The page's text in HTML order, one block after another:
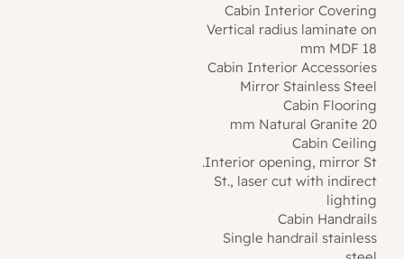
Cabin Interior Covering
Vertical radius laminate on
18 mm MDF
Cabin Interior Accessories
Mirror Stainless Steel
Cabin Flooring
20 mm Natural Granite
Cabin Ceiling
Interior opening, mirror St.
St., laser cut with indirect
lighting
Cabin Handrails
Single handrail stainless